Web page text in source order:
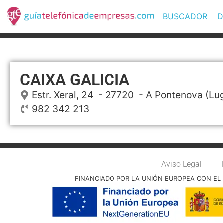
BUSCADOR
CAIXA GALICIA
Estr. Xeral, 24 - 27720 -A Pontenova
982 342 213
Aviso Legal
FINANCIADO POR LA UNIÓN EUROPEA CON